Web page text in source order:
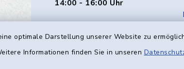
optimale Darstellung unserer Website zu
Informationen finden Sie in unseren
14:00 - 16:00 Uhr
14:00 - 18:00 Uhr